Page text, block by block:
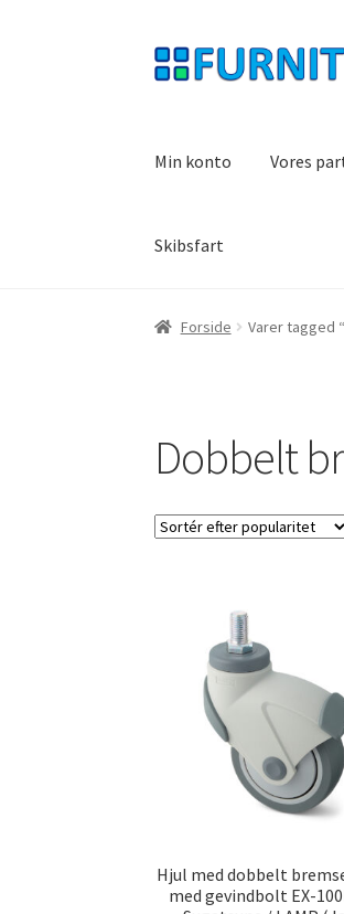
Spring
til
Spring
til
Min konto Vores
Skibsfart
Forside Varer tagged
Dobbelt
Hjul med dobbelt
med gevindbolt EX-